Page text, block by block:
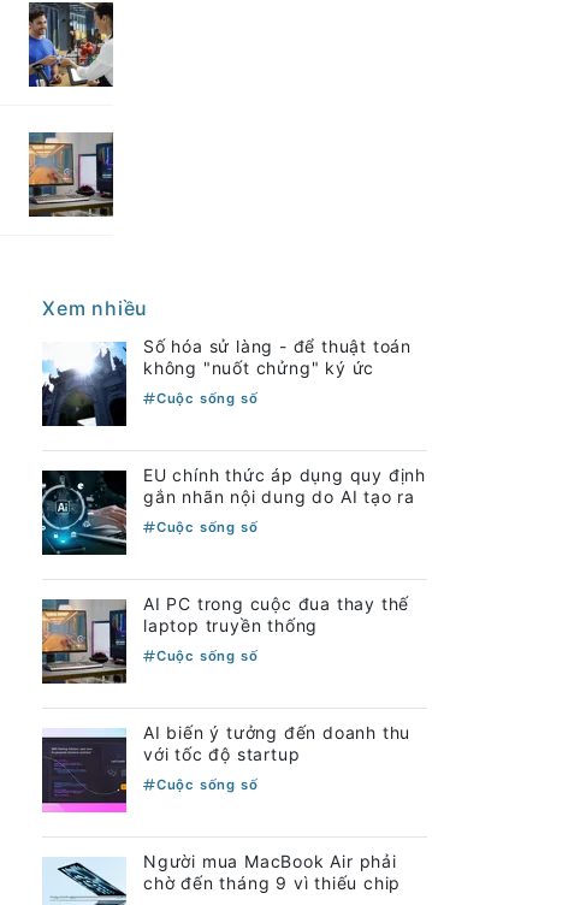
Xem nhiều
Số hóa sử làng - để thuật toán
không "nuốt chửng" ký ức
Cuộc sống số
EU chính thức áp dụng quy định
gắn nhãn nội dung do AI tạo ra
Cuộc sống số
AI PC trong cuộc đua thay thế
laptop truyền thống
Cuộc sống số
AI biến ý tưởng đến doanh thu
với tốc độ startup
Cuộc sống số
Người mua MacBook Air phải
chờ đến tháng 9 vì thiếu chip